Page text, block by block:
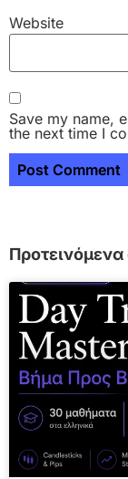
Website
Save my name,
the next time I